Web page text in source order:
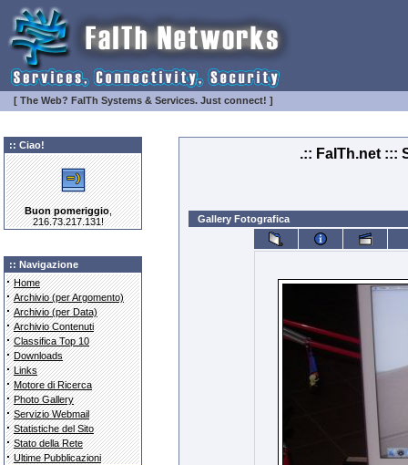
[ The Web? FaITh Systems & Services. Just connect! ]
:: Ciao!
Buon pomeriggio,
216.73.217.131!
:: Navigazione
· Home
· Archivio (per Argomento)
· Archivio (per Data)
· Archivio Contenuti
· Classifica Top 10
· Downloads
· Links
· Motore di Ricerca
· Photo Gallery
· Servizio Webmail
· Statistiche del Sito
· Stato della Rete
· Ultime Pubblicazioni
.:: FaITh.net :::
Gallery Fotografica